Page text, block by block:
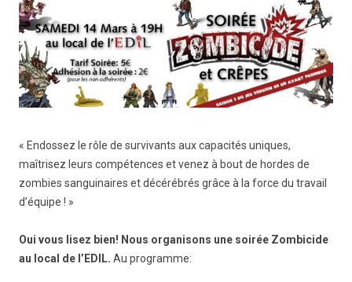
« Endossez le rôle de survivants aux capacités uniques,
maîtrisez leurs compétences et venez à bout de hordes de
zombies sanguinaires et décérébrés grâce à la force du travail
d’équipe ! »
Oui vous lisez bien! Nous organisons une soirée Zombicide
au local de l’EDIL. Au programme: